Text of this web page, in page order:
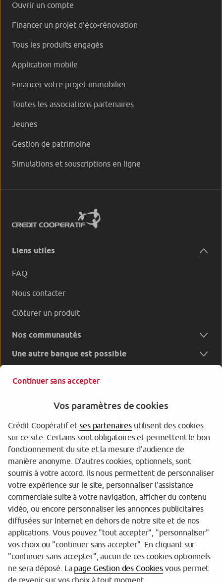
Ouvrir un compte
Financer un projet d'éco-rénovation
Tous les produits engagés
Application mobile
Financer votre projet immobilier
Toutes les associations partenaires
Jeunes
Gestion de patrimoine
Simulations et souscriptions en ligne
Liens utiles
FAQ
Nous contacter
Clôturer un produit
Nos communautés
Une autre banque est possible
Garantie des Dépôts
Protection des données personnelles
Gestion des cookies
Sécurité
Tarifs
Mentions légales
Réglementation
Continuer sans accepter
Vos paramètres de cookies
Crédit Coopératif etses partenairesutilisent des cookies
sur ce site. Certains sont obligatoires et permettent le bon
fonctionnement du site et la mesure d'audience de
manière anonyme. D'autres cookies, optionnels, sont
soumis à votre accord. Ils nous permettent de personnaliser
votre expérience sur le site, personnaliser l'assistance
commerciale suite à votre navigation, afficher du contenu
vidéo, ou encore personnaliser les annonces publicitaires
diffusées sur Internet en dehors de notre site et de nos
applications. Vous pouvez "tout accepter", "personnaliser"
vos choix ou "continuer sans accepter". En cliquant sur
"continuer sans accepter", aucun de ces cookies optionnels
ne sera déposé. La page Gestion des Cookiesvous permet
de revenir sur vos choix à tout moment.